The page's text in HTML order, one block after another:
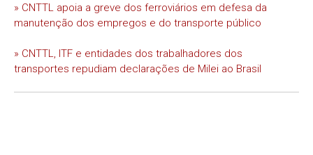
» CNTTL apoia a greve dos ferroviários em defesa da
manutenção dos empregos e do transporte público
» CNTTL, ITF e entidades dos trabalhadores dos
transportes repudiam declarações de Milei ao Brasil